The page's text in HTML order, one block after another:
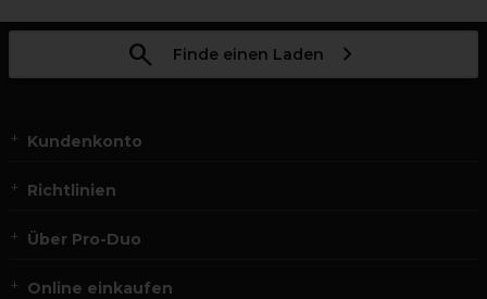
Finde einen Laden
Kundenkonto
Richtlinien
Über Pro-Duo
Online einkaufen